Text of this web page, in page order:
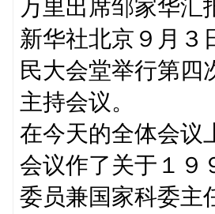
万里出席邹家华汇
新华社北京９月
民大会堂举行第四
主持会议。
在今天的全体会议
会议作了关于１９
委员兼国家科委主